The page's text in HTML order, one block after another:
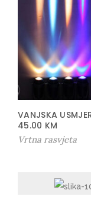
VANJSKA
45.00 KM
Vrtna rasvjeta